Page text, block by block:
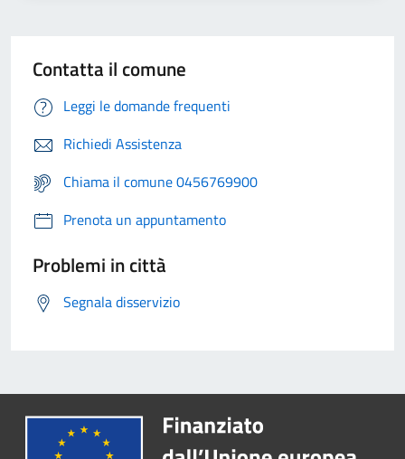
Contatta il comune
Leggi le domande frequenti
Richiedi Assistenza
Chiama il comune 0456769900
Prenota un appuntamento
Problemi in città
Segnala disservizio